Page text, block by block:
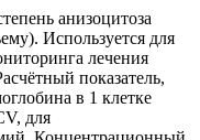
анизоцитоза
Используется для
лечения
показатель,
в 1 клетке
для